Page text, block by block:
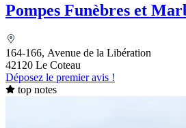
Pompes Funèbres et
164-166, Avenue de la Libération
42120 Le Coteau
Déposez le premier avis !
top notes